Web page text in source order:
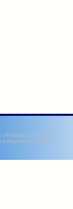
de iniciar ou alterar um
diagnosticar, curar,